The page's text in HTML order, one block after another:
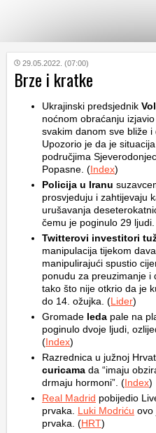
KATEGORIJE
HRVATSKI
WEB
29.05.2022. (07:00)
Brze i kratke
Ukrajinski predsjednik
noćnom obraćanju
svakim danom sve bliže i
Upozorio je da je
područjima
Popasne. (Index)
Policija u Iranu
prosvjeduju i zahtijevaju
urušavanja
čemu je poginulo 29
Twitterovi investitori
manipulacija tijekom
manipulirajući spustio
ponudu za preuzimanje i
tako što nije otkrio da je
do 14. ožujka. (Lider)
Gromade leda pale na
poginulo dvoje ljudi,
(Index)
Razrednica u južnoj
curicama da “imaju
drmaju hormoni”. (Index)
Real Madrid pobijedio
prvaka. Luki Modriću ovo
prvaka. (HRT)